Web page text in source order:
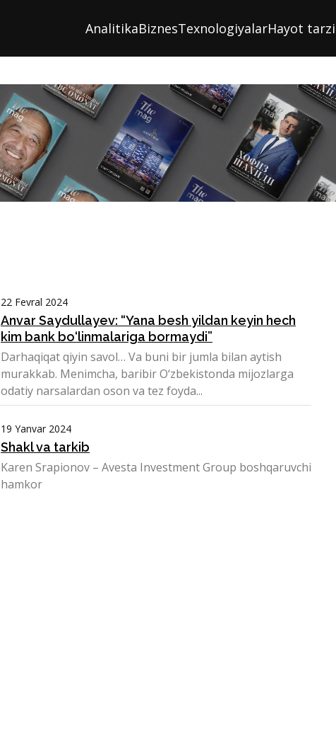
AnalitikaBiznesTexnologiyalarHayot tarzi
22 Fevral 2024
Anvar Saydullayev: “Yana besh yildan keyin hech
kim bank bo‘linmalariga bormaydi”
Darhaqiqat qiyin savol… Va buni bir jumla bilan aytish
murakkab. Menimcha, baribir O‘zbekistonda mijozlarga
odatiy narsalardan oson va tez foyda...
19 Yanvar 2024
Shakl va tarkib
Karen Srapionov – Avesta Investment Group boshqaruvchi
hamkor